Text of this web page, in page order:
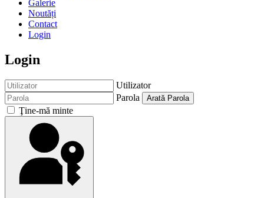
Galerie
Noutăți
Contact
Login
Login
Utilizator
Parola
Arată Parola
Ţine-mă minte